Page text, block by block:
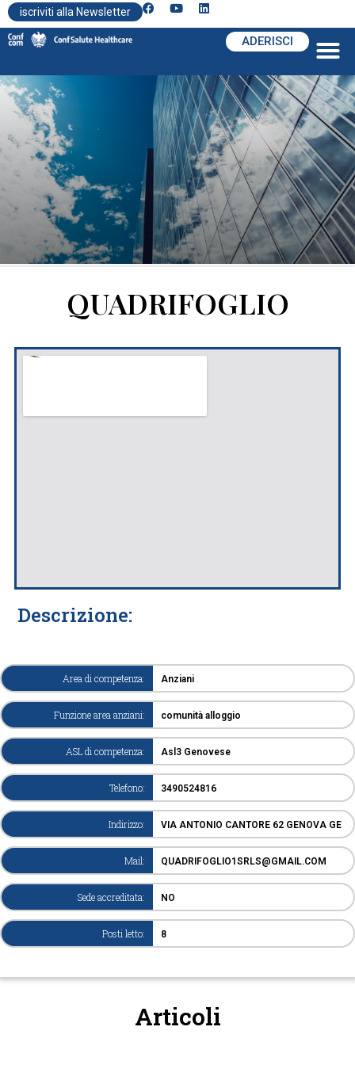
iscriviti alla Newsletter
ADERISCI
QUADRIFOGLIO
Descrizione:
Area di competenza: Anziani
Funzione area anziani: comunità alloggio
ASL di competenza: Asl3 Genovese
Telefono: 3490524816
Indirizzo: VIA ANTONIO CANTORE 62 GENOVA GE
Mail: QUADRIFOGLIO1SRLS@GMAIL.COM
Sede accreditata: NO
Posti letto: 8
Articoli